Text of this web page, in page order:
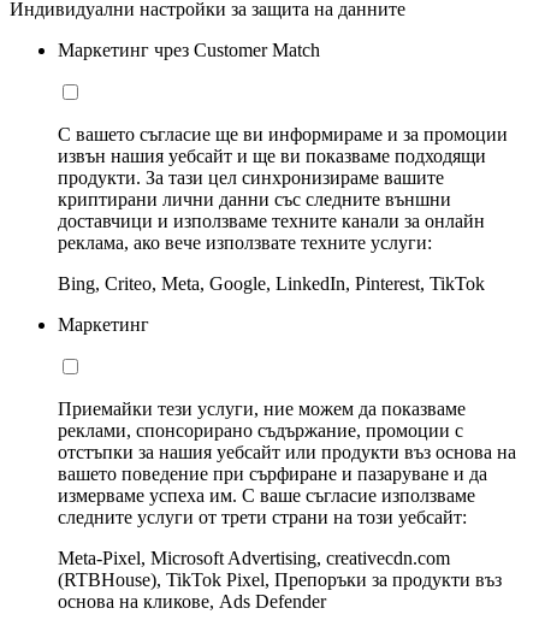
Индивидуални настройки за защита на данните
Маркетинг чрез Customer Match
С вашето съгласие ще ви информираме и за промоции
извън нашия уебсайт и ще ви показваме подходящи
продукти. За тази цел синхронизираме вашите
криптирани лични данни със следните външни
доставчици и използваме техните канали за онлайн
реклама, ако вече използвате техните услуги:
Bing, Criteo, Meta, Google, LinkedIn, Pinterest, TikTok
Маркетинг
Приемайки тези услуги, ние можем да показваме
реклами, спонсорирано съдържание, промоции с
отстъпки за нашия уебсайт или продукти въз основа на
вашето поведение при сърфиране и пазаруване и да
измерваме успеха им. С ваше съгласие използваме
следните услуги от трети страни на този уебсайт:
Meta-Pixel, Microsoft Advertising, creativecdn.com
(RTBHouse), TikTok Pixel, Препоръки за продукти въз
основа на кликове, Ads Defender